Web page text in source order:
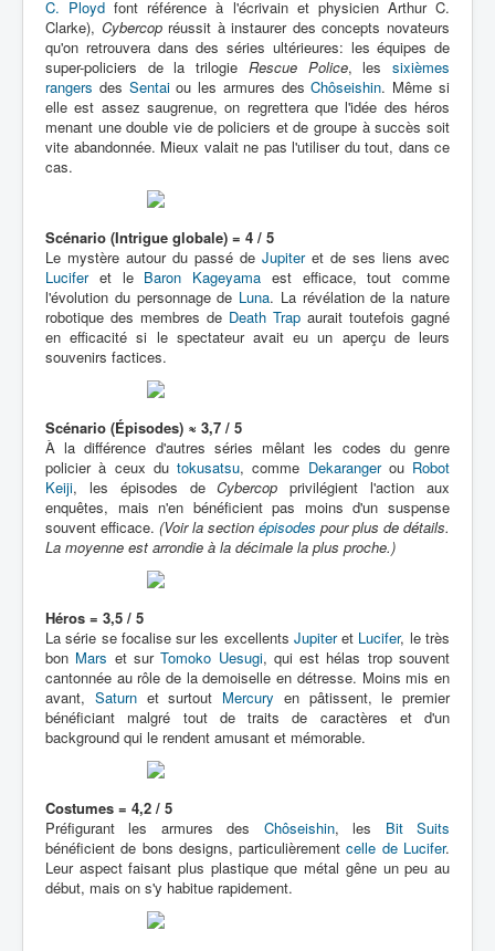
C. Ployd font référence à l'écrivain et physicien Arthur C.
Clarke), Cybercopréussit à instaurer des concepts novateurs
qu'on retrouvera dans des séries ultérieures: les équipes de
super-policiers de la trilogie Rescue Police, lessixièmes
rangers des Sentaiou les armures desChôseishin. Même si
elle est assez saugrenue, on regrettera que l'idée des héros
menant une double vie de policiers et de groupe à succès soit
vite abandonnée. Mieux valait ne pas l'utiliser du tout, dans ce
cas.
Scénario (Intrigue globale) = 4 / 5
Le mystère autour du passé de Jupiteret de ses liens avec
Luciferet le Baron Kageyama est efficace, tout comme
l'évolution du personnage de Luna. La révélation de la nature
robotique des membres de Death Trap aurait toutefois gagné
en efficacité si le spectateur avait eu un aperçu de leurs
souvenirs factices.
Scénario (Épisodes) ≈ 3,7 / 5
À la différence d'autres séries mêlant les codes du genre
policier à ceux du tokusatsu, comme Dekarangerou Robot
Keiji, les épisodes deCybercop privilégient l'action aux
enquêtes, mais n'en bénéficient pas moins d'un suspense
souvent efficace. (Voir la section épisodes pour plus de détails.
La moyenne est arrondie à la décimale la plus proche.)
Héros = 3,5 / 5
La série se focalise sur les excellents Jupiteret Lucifer, le très
bon Mars et surTomoko Uesugi, qui est hélas trop souvent
cantonnée au rôle de la demoiselle en détresse. Moins mis en
avant, Saturnet surtout Mercury en pâtissent, le premier
bénéficiant malgré tout de traits de caractères et d'un
background qui le rendent amusant et mémorable.
Costumes = 4,2 / 5
Préfigurant les armures des Chôseishin, les Bit Suits
bénéficient de bons designs, particulièrementcelle de Lucifer.
Leur aspect faisant plus plastique que métal gêne un peu au
début, mais on s'y habitue rapidement.